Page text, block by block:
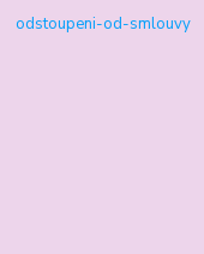
odstoupeni-od-smlouvy